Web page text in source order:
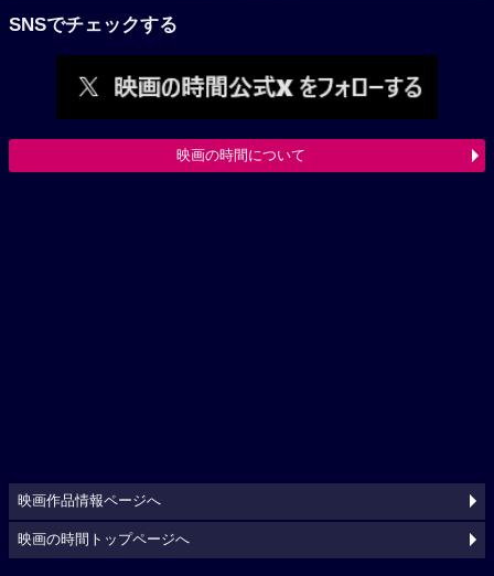
SNSでチェックする
映画の時間について
映画作品情報ページへ
映画の時間トップページへ